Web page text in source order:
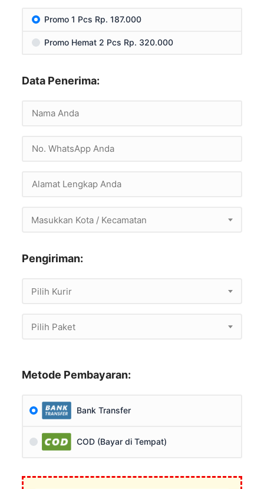
Promo 1 Pcs Rp. 187.000
Promo Hemat 2 Pcs Rp. 320.000
Data Penerima:
Masukkan Kota / Kecamatan
Pengiriman:
Pilih Kurir
Pilih Paket
Metode Pembayaran:
Bank Transfer
COD (Bayar di Tempat)